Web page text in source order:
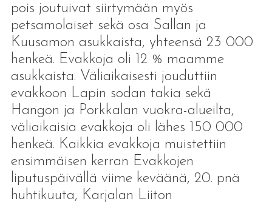
pois joutuivat siirtymään myös
petsamolaiset sekä osa Sallan ja
Kuusamon asukkaista, yhteensä 23 000
henkeä. Evakkoja oli 12 % maamme
asukkaista. Väliaikaisesti jouduttiin
evakkoon Lapin sodan takia sekä
Hangon ja Porkkalan vuokra-alueilta,
väliaikaisia evakkoja oli lähes 150 000
henkeä. Kaikkia evakkoja muistettiin
ensimmäisen kerran Evakkojen
liputuspäivällä viime keväänä, 20. pnä
huhtikuuta, Karjalan Liiton